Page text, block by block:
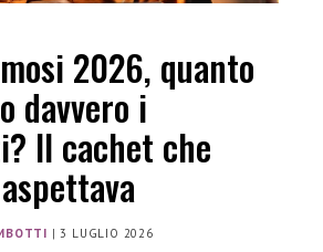
2026, quanto
davvero i
Il cachet che
|3 LUGLIO 2026